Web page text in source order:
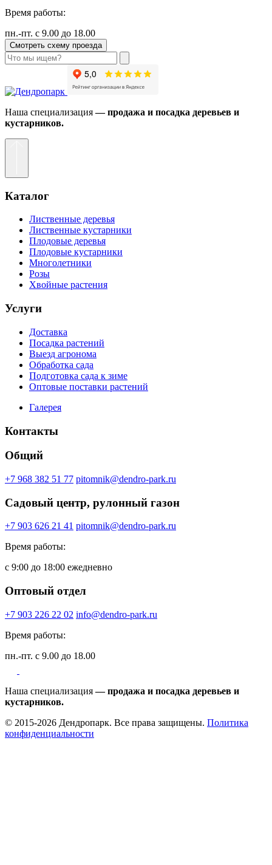
Время работы:
пн.-пт. с 9.00 до 18.00
Смотреть схему проезда
Наша специализация— продажа и посадка деревьев и
кустарников.
Каталог
Лиственные деревья
Лиственные кустарники
Плодовые деревья
Плодовые кустарники
Многолетники
Розы
Хвойные растения
Услуги
Доставка
Посадка растений
Выезд агронома
Обработка сада
Подготовка сада к зиме
Оптовые поставки растений
Галерея
Контакты
Общий
+7 968 382 51 77 pitomnik@dendro-park.ru
Садовый центр, рулонный газон
+7 903 626 21 41 pitomnik@dendro-park.ru
Время работы:
с 9:00 до 18:00 ежедневно
Оптовый отдел
+7 903 226 22 02 info@dendro-park.ru
Время работы:
пн.-пт. с 9.00 до 18.00
Наша специализация— продажа и посадка деревьев и
кустарников.
© 2015-2026 Дендропарк. Все права защищены. Политика
конфиденциальности